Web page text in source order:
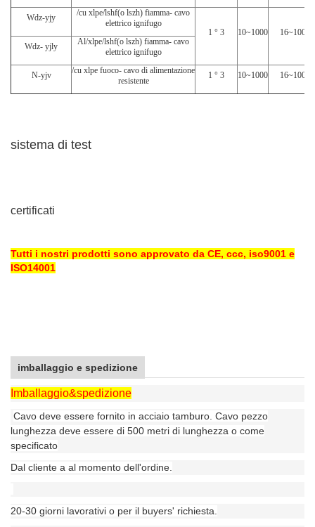
Wdz-yjy
/cu xlpe/lshf(o lszh) fiamma- cavo
elettrico ignifugo
1 ° 3
10~1000
16~1000
Wdz- yjly
Al/xlpe/lshf(o lszh) fiamma- cavo
elettrico ignifugo
N-yjv
/cu xlpe fuoco- cavo di alimentazione
resistente
1 ° 3 10~1000 16~1000
sistema di test
certificati
Tutti i nostri prodotti sono approvato da CE, ccc, iso9001 e
ISO14001
imballaggio e spedizione
Imballaggio&spedizione
Cavo deve essere fornito in acciaio tamburo. Cavo pezzo
lunghezza deve essere di 500 metri di lunghezza o come
specificato
Dal cliente a al momento dell'ordine.
20-30 giorni lavorativi o per il buyers' richiesta.